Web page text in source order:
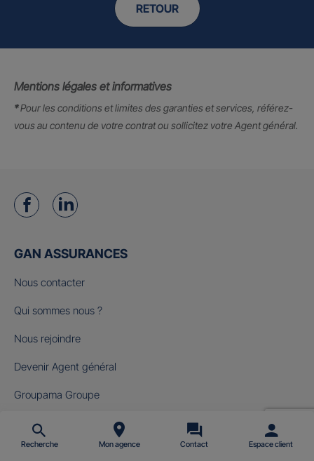
RETOUR
Mentions légales et informatives
*Pour les conditions et limites des garanties et services, référez-
vous au contenu de votre contrat ou sollicitez votre Agent général.
Recherche Mon agence Contact Espace client
GAN ASSURANCES
Nous contacter
Qui sommes nous ?
Nous rejoindre
Devenir Agent général
Groupama Groupe
Fondation Gan pour le Cinéma
NOS OFFRES